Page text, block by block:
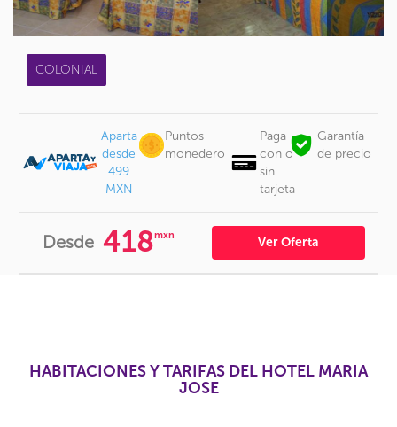
COLONIAL
Aparta
desde
499
MXN
Puntos
monedero
Paga
con o
sin
tarjeta
Garantía
de precio
Desde 418mxn Ver Oferta
HABITACIONES Y TARIFAS DEL HOTEL MARIA
JOSE